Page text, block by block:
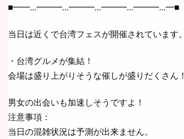
■━━…━━━…━━━…━━━…━━━…━■
当日は近くで台湾フェスが開催されています。
・台湾グルメが集結！
会場は盛り上がりそうな催しが盛りだくさん！
男女の出会いも加速しそうですよ！
注意事項：
当日の混雑状況は予測が出来ません。